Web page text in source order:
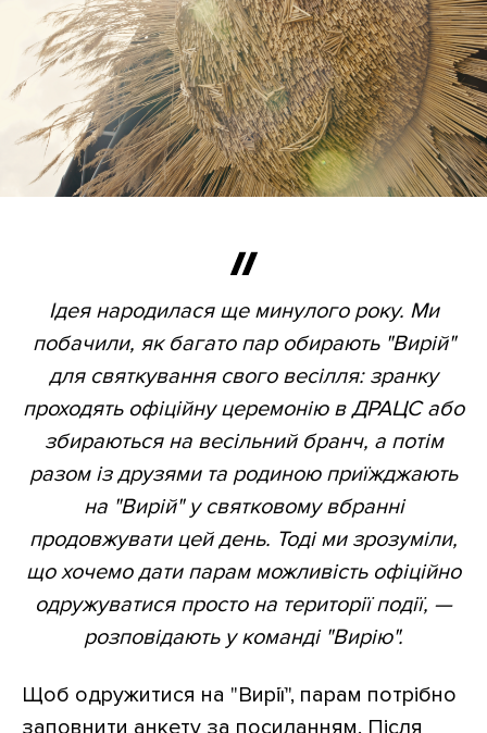
Ідея народилася ще минулого року. Ми
побачили, як багато пар обирають "Вирій"
для святкування свого весілля: зранку
проходять офіційну церемонію в ДРАЦС або
збираються на весільний бранч, а потім
разом із друзями та родиною приїжджають
на "Вирій" у святковому вбранні
продовжувати цей день. Тоді ми зрозуміли,
що хочемо дати парам можливість офіційно
одружуватися просто на території події, —
розповідають у команді "Вирію".
Щоб одружитися на "Вирії", парам потрібно
заповнити анкету за посиланням. Після